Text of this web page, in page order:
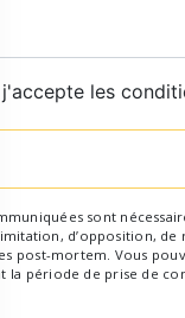
j'accepte les
sont
d’opposition,
post-mortem. Vous
la période de prise de